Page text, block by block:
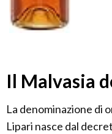
Il Malvasia
La denominazione di
Lipari nasce dal